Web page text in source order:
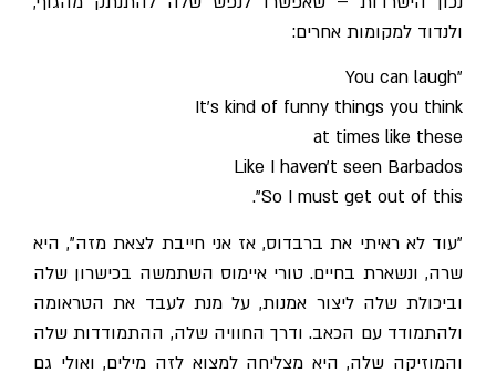
ולנדוד למקומות אחרים:
"You can laugh
It's kind of funny things you think
at times like these
Like I haven't seen Barbados
So I must get out of this".
"עוד לא ראיתי את ברבדוס, אז אני חייבת לצאת מזה", היא
שרה, ונשארת בחיים. טורי איימוס השתמשה בכישרון שלה
וביכולת שלה ליצור אמנות, על מנת לעבד את הטראומה
ולהתמודד עם הכאב. ודרך החוויה שלה, ההתמודדות שלה
והמוזיקה שלה, היא מצליחה למצוא לזה מילים, ואולי גם